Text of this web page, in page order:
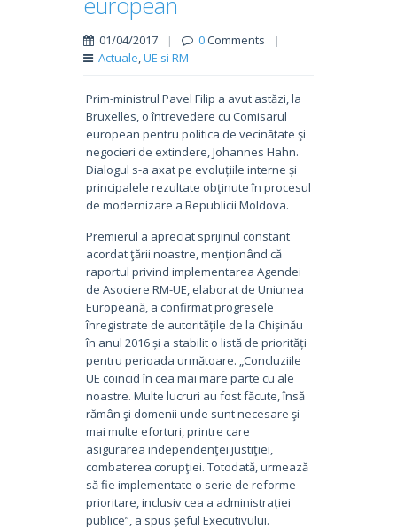
01/04/2017 | 0Comments
|
Actuale,UE si RM
Prim-ministrul Pavel Filip a avut astăzi, la
Bruxelles, o întrevedere cu Comisarul
european pentru politica de vecinătate şi
negocieri de extindere, Johannes Hahn.
Dialogul s-a axat pe evoluțiile interne și
principalele rezultate obţinute în procesul
de modernizare a Republicii Moldova.
Premierul a apreciat sprijinul constant
acordat ţării noastre, menționând că
raportul privind implementarea Agendei
de Asociere RM-UE, elaborat de Uniunea
Europeană, a confirmat progresele
înregistrate de autoritățile de la Chișinău
în anul 2016 și a stabilit o listă de priorități
pentru perioada următoare. „Concluziile
UE coincid în cea mai mare parte cu ale
noastre. Multe lucruri au fost făcute, însă
rămân şi domenii unde sunt necesare şi
mai multe eforturi, printre care
asigurarea independenţei justiţiei,
combaterea corupţiei. Totodată, urmează
să fie implementate o serie de reforme
prioritare, inclusiv cea a administrației
publice”, a spus șeful Executivului.